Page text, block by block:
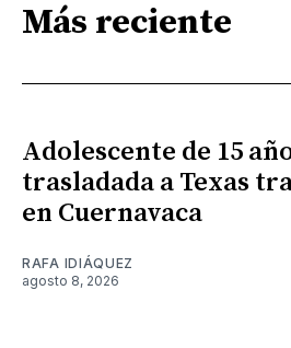
Más reciente
Adolescente de 15
trasladada a Texas
en Cuernavaca
RAFA IDIÁQUEZ
agosto 8, 2026